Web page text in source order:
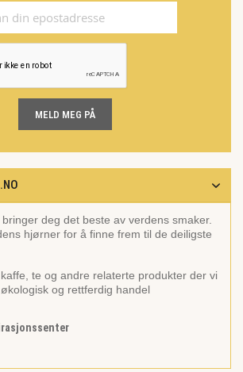
MELD MEG PÅ
deg det beste av verdens smaker.
hjørner for å finne frem til de deiligste
te og andre relaterte produkter der vi
og rettferdig handel